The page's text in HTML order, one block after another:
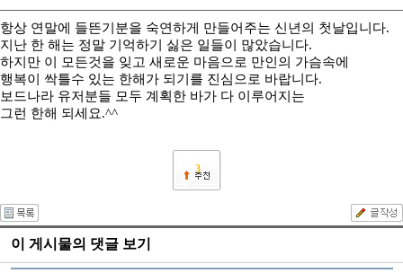
항상 연말에 들뜬기분을 숙연하게 만들어주는 신년의 첫날입니다.
지난 한 해는 정말 기억하기 싫은 일들이 많았습니다.
하지만 이 모든것을 잊고 새로운 마음으로 만인의 가슴속에
행복이 싹틀수 있는 한해가 되기를 진심으로 바랍니다.
보드나라 유저분들 모두 계획한 바가 다 이루어지는
그런 한해 되세요.^^
3
이 게시물의 댓글 보기